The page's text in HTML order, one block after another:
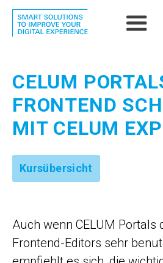
CELUM
FRONTEND
MIT CELUM
Kursübersicht
Auch wenn CELUM Portals
Frontend-Editors sehr